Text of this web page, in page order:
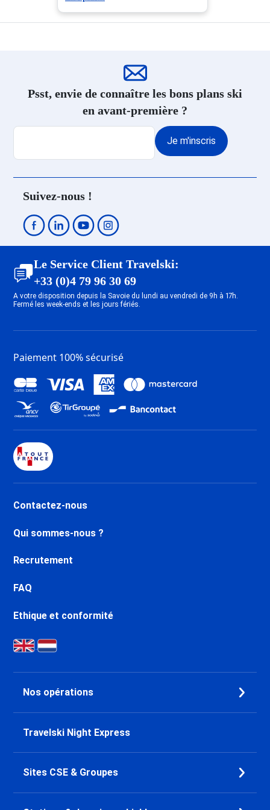
Psst, envie de connaître les bons plans ski
en avant-première ?
Je m'inscris
Suivez-nous !
Le Service Client Travelski:
+33 (0)4 79 96 30 69
A votre disposition depuis la Savoie du lundi au vendredi de 9h à 17h.
Fermé les week-ends et les jours fériés.
Paiement 100% sécurisé
Contactez-nous
Qui sommes-nous ?
Recrutement
FAQ
Ethique et conformité
Nos opérations
Travelski Night Express
Sites CSE & Groupes